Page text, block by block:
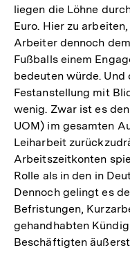
liegen die Löhne
Euro. Hier zu
Arbeiter dennoch
Fußballs einem
bedeuten würde. Und
Festanstellung mit
wenig. Zwar ist es
UOM) im gesamten
Leiharbeit
Arbeitszeitkonten
Rolle als in den in
Dennoch gelingt es
Befristungen,
gehandhabten
Beschäftigten